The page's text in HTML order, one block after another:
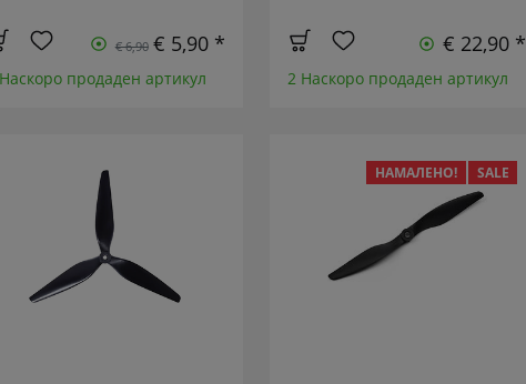
€ 6,90 € 5,90 *
продаден артикул
€ 22,90 *
2 Наскоро продаден артикул
НАМАЛЕНО! SALE